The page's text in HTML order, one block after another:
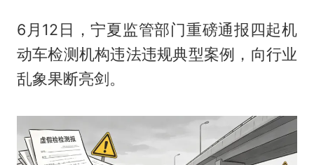
6月12日，宁夏监管部门重磅通报四起机
动车检测机构违法违规典型案例，向行业
乱象果断亮剑。